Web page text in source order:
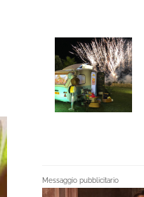
Messaggio pubblicitario